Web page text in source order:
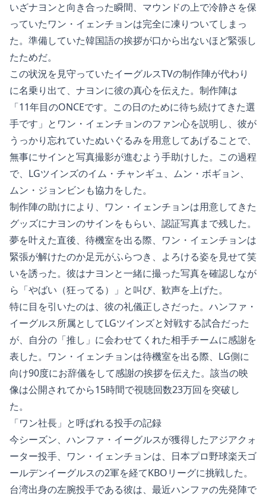
いざナヨンと向き合った瞬間、マウンドの上で冷静さを保
っていたワン・イェンチョンは完全に凍りついてしまっ
た。準備していた韓国語の挨拶が口から出ないほど緊張し
たためだ。
この状況を見守っていたイーグルスTVの制作陣が代わり
に名乗り出て、ナヨンに彼の真心を伝えた。制作陣は
「11年目のONCEです。この日のために待ち続けてきた選
手です」とワン・イェンチョンのファン心を説明し、彼が
うっかり忘れていたぬいぐるみを用意してあげることで、
無事にサインと写真撮影が進むよう手助けした。この過程
で、LGツインズのイム・チャンギュ、ムン・ボギョン、
ムン・ジョンビンも協力をした。
制作陣の助けにより、ワン・イェンチョンは用意してきた
グッズにナヨンのサインをもらい、認証写真まで残した。
夢を叶えた直後、待機室を出る際、ワン・イェンチョンは
緊張が解けたのか足元がふらつき、よろける姿を見せて笑
いを誘った。彼はナヨンと一緒に撮った写真を確認しなが
ら「やばい（狂ってる）」と叫び、歓声を上げた。
特に目を引いたのは、彼の礼儀正しさだった。ハンファ・
イーグルス所属としてLGツインズと対戦する試合だった
が、自分の「推し」に会わせてくれた相手チームに感謝を
表した。ワン・イェンチョンは待機室を出る際、LG側に
向け90度にお辞儀をして感謝の挨拶を伝えた。該当の映
像は公開されてから15時間で視聴回数23万回を突破し
た。
「ワン社長」と呼ばれる投手の記録
今シーズン、ハンファ・イーグルスが獲得したアジアクォ
ーター投手、ワン・イェンチョンは、日本プロ野球楽天ゴ
ールデンイーグルスの2軍を経てKBOリーグに挑戦した。
台湾出身の左腕投手である彼は、最近ハンファの先発陣で